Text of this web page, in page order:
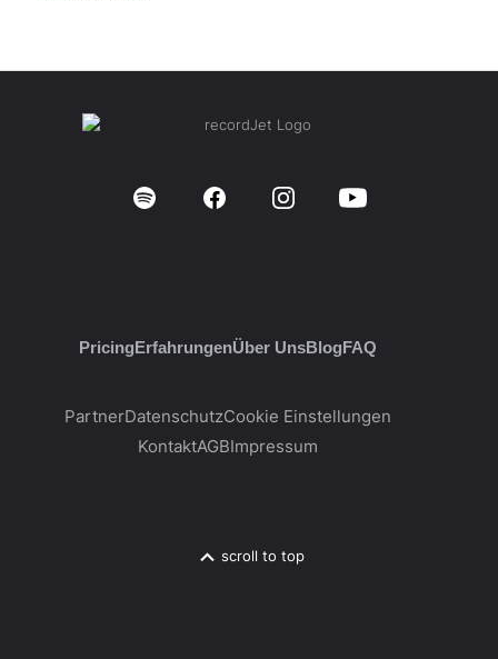
PricingErfahrungenÜber UnsBlogFAQ
PartnerDatenschutzCookie Einstellungen
KontaktAGBImpressum
scroll to top